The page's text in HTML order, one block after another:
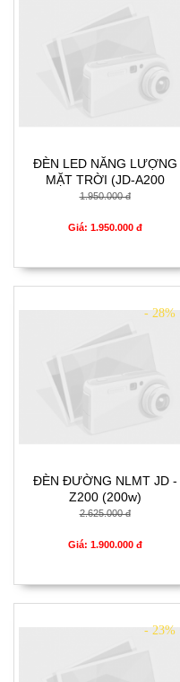
ĐÈN LED NĂNG LƯỢNG
MẶT TRỜI (JD-A200
(100w))
1.950.000 đ
Giá: 1.950.000 đ
- 28%
ĐÈN ĐƯỜNG NLMT JD -
Z200 (200w)
2.625.000 đ
Giá: 1.900.000 đ
- 23%